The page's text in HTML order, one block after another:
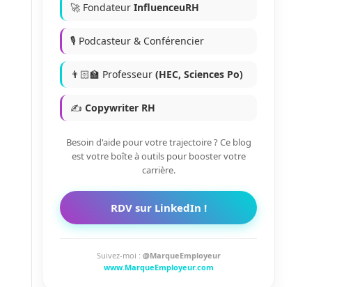
🚀 Fondateur InfluenceuRH
🎙️ Podcasteur & Conférencier
👨🏻‍🏫 Professeur (HEC, Sciences Po)
✍️ Copywriter RH
Besoin d'aide pour votre trajectoire ? Ce blog
est votre boîte à outils pour booster votre
carrière.
RDV sur LinkedIn !
Suivez-moi : @MarqueEmployeur
www.MarqueEmployeur.com